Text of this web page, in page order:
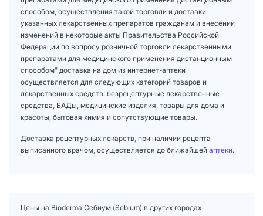
способом, осуществления такой торговли и доставки
указанных лекарственных препаратов гражданам и внесении
изменений в некоторые акты Правительства Российской
Федерации по вопросу розничной торговли лекарственными
препаратами для медицинского применения дистанционным
способом" доставка на дом из интернет-аптеки
осуществляется для следующих категорий товаров и
лекарственных средств: безрецептурные лекарственные
средства, БАДы, медицинские изделия, товары для дома и
красоты, бытовая химия и сопутствующие товары.
Доставка рецептурных лекарств, при наличии рецепта
выписанного врачом, осуществляется до ближайшей аптеки.
Цены на Bioderma Себиум (Sebium) в других городах